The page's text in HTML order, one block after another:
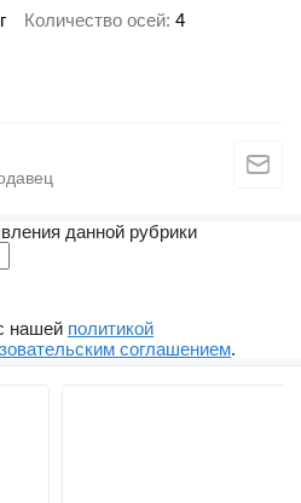
Количество осей 4
данной рубрики
нашей политикой
соглашением.